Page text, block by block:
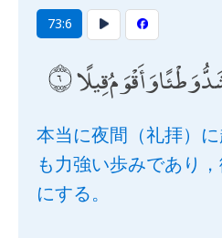
73:6
وَطْئًا وَأَقْوَمُ قِيلًا
本当に夜間（礼拝）
も力強い歩みであり
にする。